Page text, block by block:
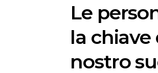
Le
la chiave
nostro